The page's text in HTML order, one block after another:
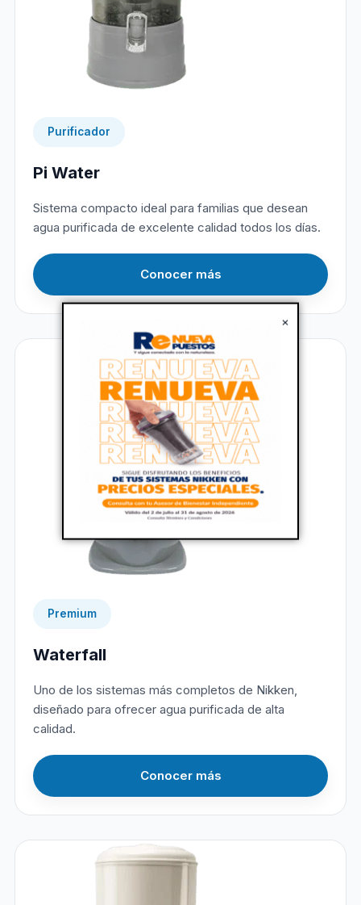
×
Purificador
Pi Water
Sistema compacto ideal para familias que desean
agua purificada de excelente calidad todos los días.
Conocer más
Premium
Waterfall
Uno de los sistemas más completos de Nikken,
diseñado para ofrecer agua purificada de alta
calidad.
Conocer más